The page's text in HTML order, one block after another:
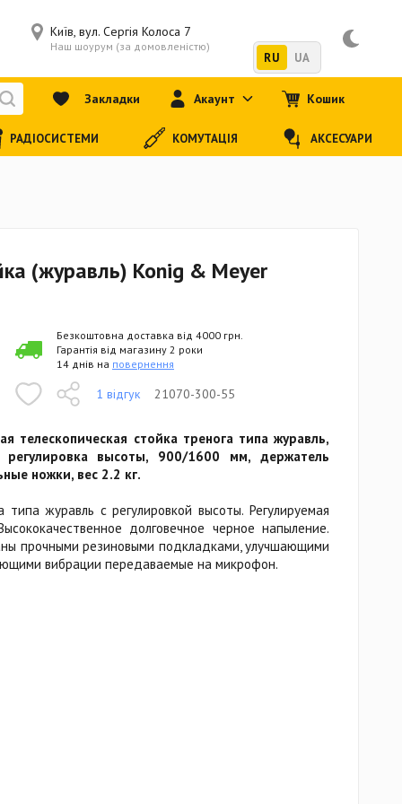
(журавль) Konig & Meyer
1 відгук 21070-300-55
Безкоштовна доставка від 4000 грн.
Гарантія від магазину 2 роки
14 днів на повернення
телескопическая стойка тренога типа журавль,
регулировка высоты, 900/1600 мм, держатель
ножки, вес 2.2 кг.
журавль с регулировкой высоты. Регулируемая
долговечное черное напыление.
прочными резиновыми подкладками, улучшающими
вибрации передаваемые на микрофон.
Київ, вул. Сергія Колоса 7
Наш шоурум (за домовленістю)
RU UA
Закладки Акаунт Кошик
РАДІОСИСТЕМИ КОМУТАЦІЯ АКСЕСУАРИ